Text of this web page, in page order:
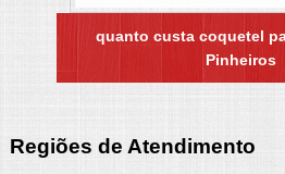
quanto custa coquetel
Pinheiros
Regiões de Atendimento